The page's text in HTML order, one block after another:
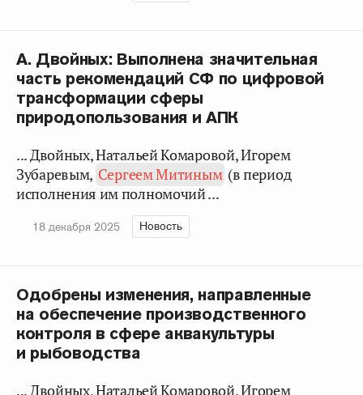
А. Двойных: Выполнена значительная
часть рекомендаций СФ по цифровой
трансформации сферы
природопользования и АПК
... Двойных, Натальей Комаровой, Игорем
Зубаревым, Сергеем Митиным (в период
исполнения им полномочий ...
18 декабря 2025 Новость
Одобрены изменения, направленные
на обеспечение производственного
контроля в сфере аквакультуры
и рыбоводства
... Двойных, Натальей Комаровой, Игорем